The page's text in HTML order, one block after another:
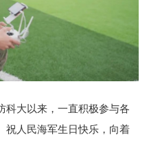
科大以来，一直积极参与各
祝人民海军生日快乐，向着